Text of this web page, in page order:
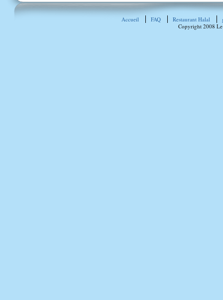
Accueil FAQ Restaurant Halal
Copyright 2008